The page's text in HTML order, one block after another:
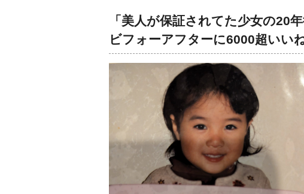
「美人が保証されてた少女の20
ビフォーアフターに6000超いい